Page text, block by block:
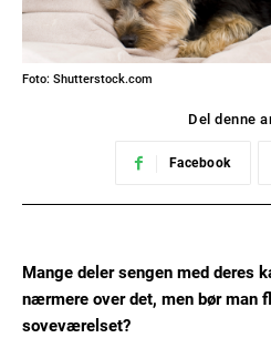
Foto: Shutterstock.com
Del denne
Facebook
Mange deler sengen med deres
nærmere over det, men bør
soveværelset?